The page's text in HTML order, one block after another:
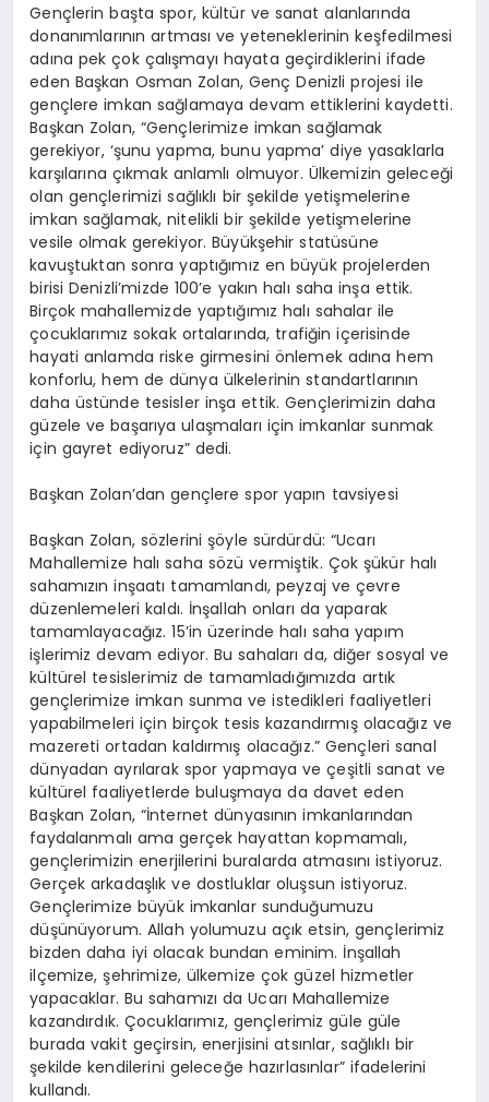
Gençlerin başta spor, kültür ve sanat alanlarında
donanımlarının artması ve yeteneklerinin keşfedilmesi
adına pek çok çalışmayı hayata geçirdiklerini ifade
eden Başkan Osman Zolan, Genç Denizli projesi ile
gençlere imkan sağlamaya devam ettiklerini kaydetti.
Başkan Zolan, “Gençlerimize imkan sağlamak
gerekiyor, ‘şunu yapma, bunu yapma’ diye yasaklarla
karşılarına çıkmak anlamlı olmuyor. Ülkemizin geleceği
olan gençlerimizi sağlıklı bir şekilde yetişmelerine
imkan sağlamak, nitelikli bir şekilde yetişmelerine
vesile olmak gerekiyor. Büyükşehir statüsüne
kavuştuktan sonra yaptığımız en büyük projelerden
birisi Denizli’mizde 100’e yakın halı saha inşa ettik.
Birçok mahallemizde yaptığımız halı sahalar ile
çocuklarımız sokak ortalarında, trafiğin içerisinde
hayati anlamda riske girmesini önlemek adına hem
konforlu, hem de dünya ülkelerinin standartlarının
daha üstünde tesisler inşa ettik. Gençlerimizin daha
güzele ve başarıya ulaşmaları için imkanlar sunmak
için gayret ediyoruz” dedi.
Başkan Zolan’dan gençlere spor yapın tavsiyesi
Başkan Zolan, sözlerini şöyle sürdürdü: “Ucarı
Mahallemize halı saha sözü vermiştik. Çok şükür halı
sahamızın inşaatı tamamlandı, peyzaj ve çevre
düzenlemeleri kaldı. İnşallah onları da yaparak
tamamlayacağız. 15’in üzerinde halı saha yapım
işlerimiz devam ediyor. Bu sahaları da, diğer sosyal ve
kültürel tesislerimiz de tamamladığımızda artık
gençlerimize imkan sunma ve istedikleri faaliyetleri
yapabilmeleri için birçok tesis kazandırmış olacağız ve
mazereti ortadan kaldırmış olacağız.” Gençleri sanal
dünyadan ayrılarak spor yapmaya ve çeşitli sanat ve
kültürel faaliyetlerde buluşmaya da davet eden
Başkan Zolan, “İnternet dünyasının imkanlarından
faydalanmalı ama gerçek hayattan kopmamalı,
gençlerimizin enerjilerini buralarda atmasını istiyoruz.
Gerçek arkadaşlık ve dostluklar oluşsun istiyoruz.
Gençlerimize büyük imkanlar sunduğumuzu
düşünüyorum. Allah yolumuzu açık etsin, gençlerimiz
bizden daha iyi olacak bundan eminim. İnşallah
ilçemize, şehrimize, ülkemize çok güzel hizmetler
yapacaklar. Bu sahamızı da Ucarı Mahallemize
kazandırdık. Çocuklarımız, gençlerimiz güle güle
burada vakit geçirsin, enerjisini atsınlar, sağlıklı bir
şekilde kendilerini geleceğe hazırlasınlar” ifadelerini
kullandı.